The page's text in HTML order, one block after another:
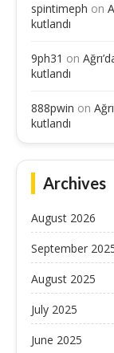
spintimeph on
kutlandı
9ph31 on
kutlandı
888pwin on
kutlandı
Archives
August 2026
September
August 2025
July 2025
June 2025